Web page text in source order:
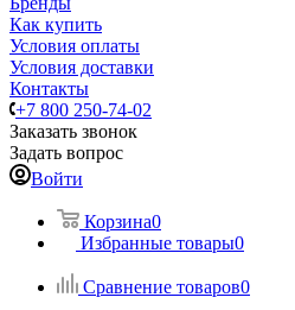
Как купить
Условия оплаты
Условия доставки
Контакты
+7 800 250-74-02
Заказать звонок
Задать вопрос
Войти
Корзина0
Избранные товары0
Сравнение товаров0